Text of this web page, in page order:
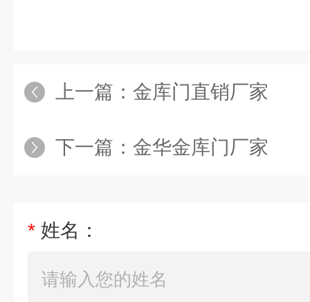
上一篇： 金库门直销厂家
下一篇： 金华金库门厂家
* 姓名：